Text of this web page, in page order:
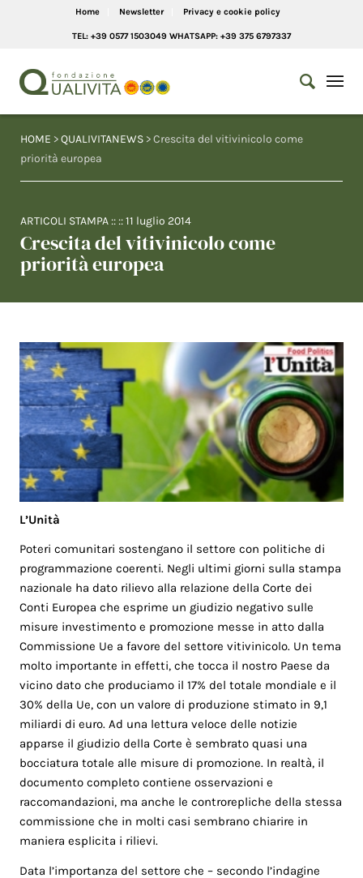
Home Newsletter Privacy e cookie policy
TEL: +39 0577 1503049 WHATSAPP: +39 375 6797337
HOME >QUALIVITANEWS > Crescita del vitivinicolo come
priorità europea
ARTICOLI STAMPA :: ::11 luglio 2014
Crescita del vitivinicolo come
priorità europea
L’Unità
Poteri comunitari sostengano il settore con politiche di
programmazione coerenti. Negli ultimi giorni sulla stampa
nazionale ha dato rilievo alla relazione della Corte dei
Conti Europea che esprime un giudizio negativo sulle
misure investimento e promozione messe in atto dalla
Commissione Ue a favore del settore vitivinicolo. Un tema
molto importante in effetti, che tocca il nostro Paese da
vicino dato che produciamo il 17% del totale mondiale e il
30% della Ue, con un valore di produzione stimato in 9,1
miliardi di euro. Ad una lettura veloce delle notizie
apparse il giudizio della Corte è sembrato quasi una
bocciatura totale alle misure di promozione. In realtà, il
documento completo contiene osservazioni e
raccomandazioni, ma anche le controrepliche della stessa
commissione che in molti casi sembrano chiarire in
maniera esplicita i rilievi.
Data l’importanza del settore che – secondo l’indagine